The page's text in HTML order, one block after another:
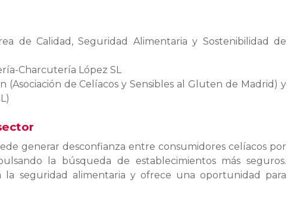
de Calidad, Seguridad Alimentaria y Sostenibilidad de
Charcutería López SL
(Asociación de Celíacos y Sensibles al Gluten de Madrid) y
generar desconfianza entre consumidores celíacos por
la búsqueda de establecimientos más seguros.
seguridad alimentaria y ofrece una oportunidad para